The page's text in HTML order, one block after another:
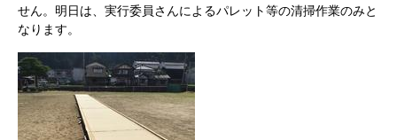
せん。明日は、実行委員さんによるパレット等の清掃作業のみと
なります。